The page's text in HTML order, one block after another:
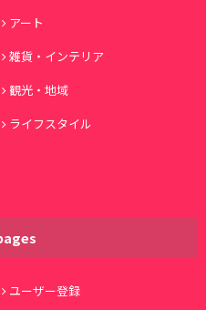
アート
雑貨・インテリア
観光・地域
ライフスタイル
ユーザー登録